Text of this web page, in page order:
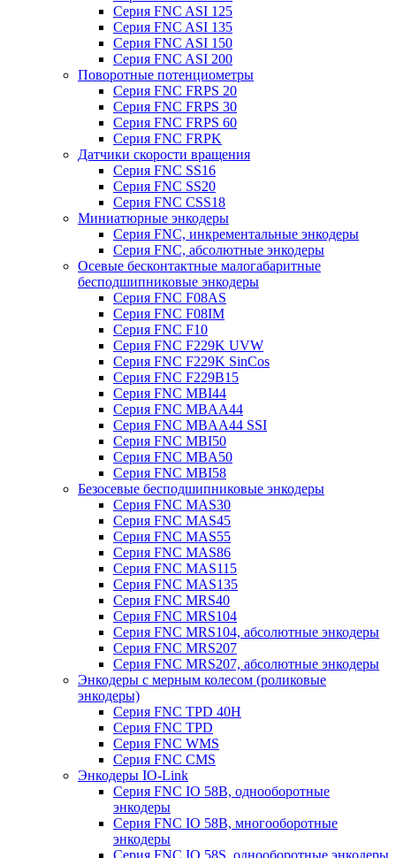
Серия FNC ASI 125
Серия FNC ASI 135
Серия FNC ASI 150
Серия FNC ASI 200
Поворотные потенциометры
Серия FNC FRPS 20
Серия FNC FRPS 30
Серия FNC FRPS 60
Серия FNC FRPK
Датчики скорости вращения
Серия FNC SS16
Серия FNC SS20
Серия FNC CSS18
Миниатюрные энкодеры
Серия FNC, инкрементальные энкодеры
Серия FNC, абсолютные энкодеры
Осевые бесконтактные малогабаритные
бесподшипниковые энкодеры
Серия FNC F08AS
Серия FNC F08IM
Серия FNC F10
Серия FNC F229K UVW
Серия FNC F229K SinCos
Серия FNC F229B15
Серия FNC MBI44
Серия FNC MBAA44
Серия FNC MBAA44 SSI
Серия FNC MBI50
Серия FNC MBA50
Серия FNC MBI58
Безосевые бесподшипниковые энкодеры
Серия FNC MAS30
Серия FNC MAS45
Серия FNC MAS55
Серия FNC MAS86
Серия FNC MAS115
Серия FNC MAS135
Серия FNC MRS40
Серия FNC MRS104
Серия FNC MRS104, абсолютные энкодеры
Серия FNC MRS207
Серия FNC MRS207, абсолютные энкодеры
Энкодеры с мерным колесом (роликовые
энкодеры)
Серия FNC TPD 40H
Серия FNC TPD
Серия FNC WMS
Серия FNC CMS
Энкодеры IO-Link
Серия FNC IO 58B, однооборотные
энкодеры
Серия FNC IO 58B, многооборотные
энкодеры
Серия FNC IO 58S, однооборотные энкодеры